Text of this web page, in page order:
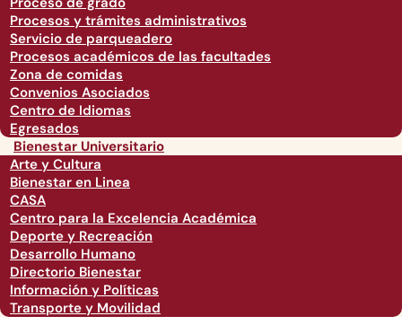
Procesos y trámites administrativos
Servicio de parqueadero
Procesos académicos de las facultades
Zona de comidas
Convenios Asociados
Centro de Idiomas
Egresados
Bienestar Universitario
Arte y Cultura
Bienestar en Linea
CASA
Centro para la Excelencia Académica
Deporte y Recreación
Desarrollo Humano
Directorio Bienestar
Información y Políticas
Transporte y Movilidad